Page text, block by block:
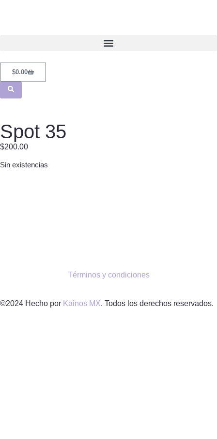
$0.00
Spot 35
$200.00
Sin existencias
Términos y condiciones
©2024 Hecho por Kainos MX. Todos los derechos reservados.